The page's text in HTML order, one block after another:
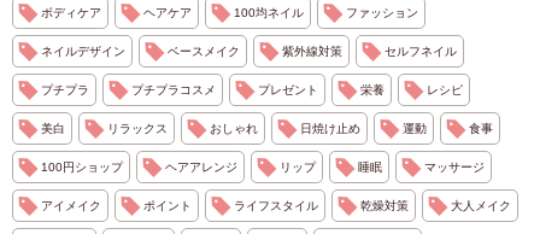
ボディケア ヘアケア 100均ネイル ファッション
ネイルデザイン ベースメイク 紫外線対策 セルフネイル
プチプラ プチプラコスメ プレゼント 栄養 レシピ
美白 リラックス おしゃれ 日焼け止め 運動 食事
100円ショップ ヘアアレンジ リップ 睡眠 マッサージ
アイメイク ポイント ライフスタイル 乾燥対策 大人メイク